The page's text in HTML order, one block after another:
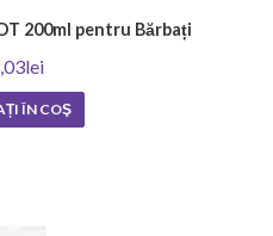
200ml pentru Bărbați
ÎN COŞ